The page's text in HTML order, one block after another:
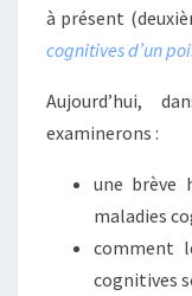
à présent
cognitives d’un
Aujourd’hui,
examinerons :
une brève
maladies
comment
cognitives